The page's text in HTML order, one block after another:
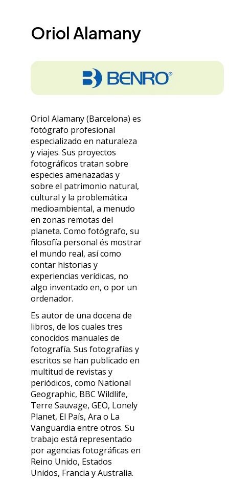
Oriol Alamany
Oriol Alamany (Barcelona) es
fotógrafo profesional
especializado en naturaleza
y viajes. Sus proyectos
fotográficos tratan sobre
especies amenazadas y
sobre el patrimonio natural,
cultural y la problemática
medioambiental, a menudo
en zonas remotas del
planeta. Como fotógrafo, su
filosofía personal és mostrar
el mundo real, así como
contar historias y
experiencias verídicas, no
algo inventado en, o por un
ordenador.
Es autor de una docena de
libros, de los cuales tres
conocidos manuales de
fotografía. Sus fotografías y
escritos se han publicado en
multitud de revistas y
periódicos, como National
Geographic, BBC Wildlife,
Terre Sauvage, GEO, Lonely
Planet, El País, Ara o La
Vanguardia entre otros. Su
trabajo está representado
por agencias fotográficas en
Reino Unido, Estados
Unidos, Francia y Australia.